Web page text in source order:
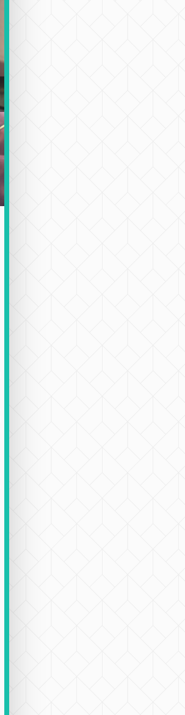
service. We have
to travel
cities in Taiwan.
driver has been
and arrives
on time. As there is
English it
the difficulty out of
the
details and
online prior to the
convenient.
recommended